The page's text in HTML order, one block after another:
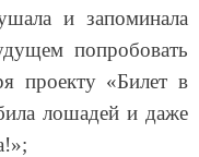
и запоминала
попробовать
проекту «Билет в
лошадей и даже